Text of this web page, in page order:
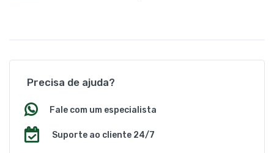
Precisa de ajuda?
Fale com um especialista
Suporte ao cliente 24/7